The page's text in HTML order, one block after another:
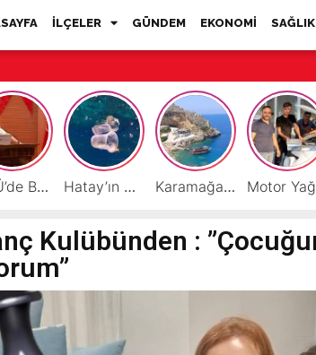
İLÇELER GÜNDEM EKONOMİ SAĞLIK
MKÜ’de BAP ve TÜBİTAK 1001 Projeleri Masaya Yatırıldı Hatay’ın Deniz ve Sahillerini Kirleten Tesislere Ceza Yağdı! Karamağara Koyu Doğu Akdeniz’in Turizm Yıldızı Oluyor
Kulübünden :